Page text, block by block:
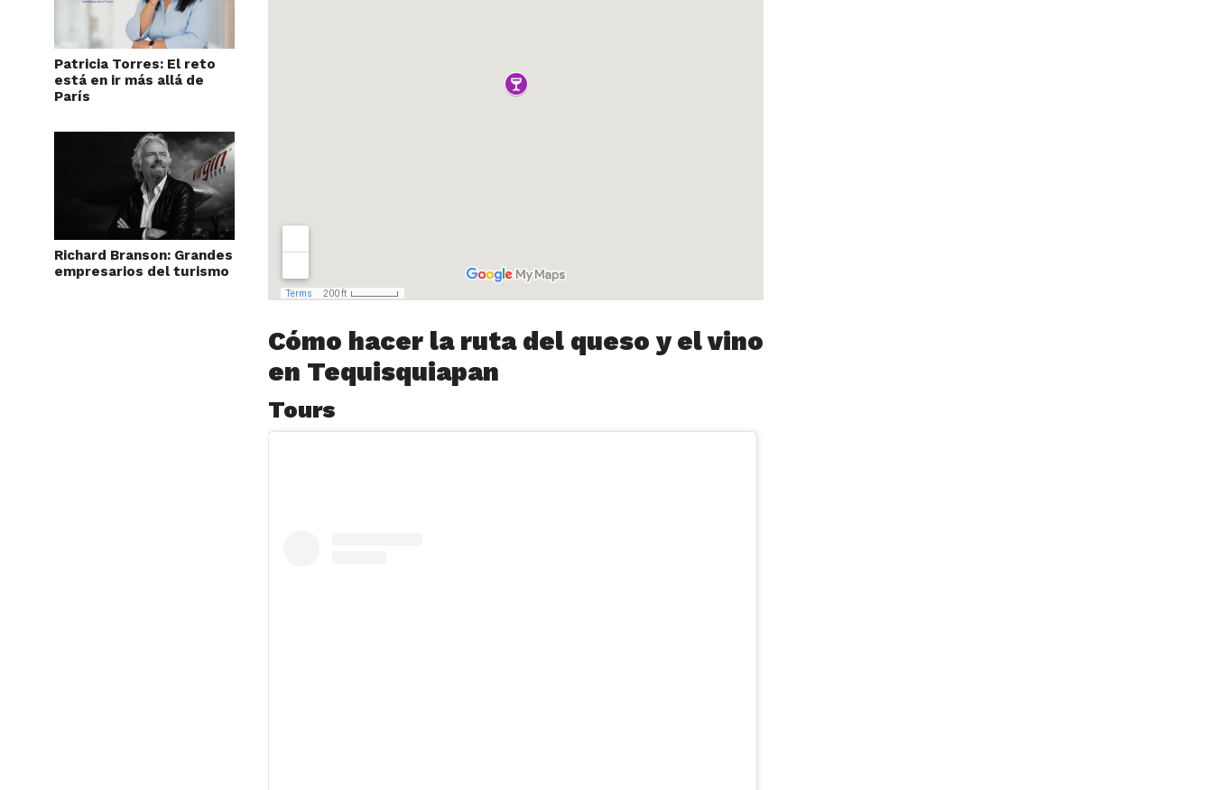
Patricia Torres: El reto
está en ir más allá de
París
Richard Branson: Grandes
empresarios del turismo
Cómo hacer la ruta del queso y el vino
en Tequisquiapan
Tours